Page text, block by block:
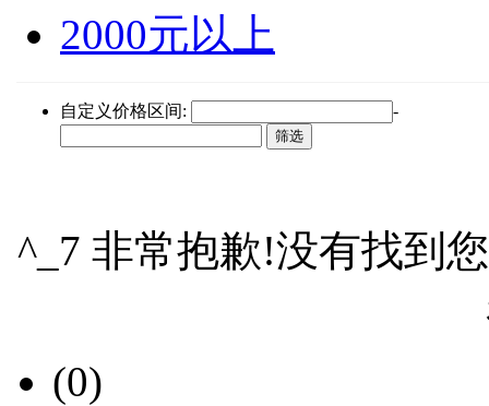
2000元以上
自定义价格区间: -
^_7 非常抱歉!没有找到
(0)